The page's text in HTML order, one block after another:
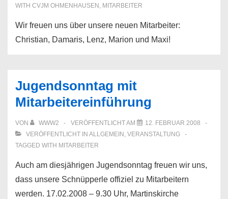
WITH CVJM OHMENHAUSEN , MITARBEITER
Wir freuen uns über unsere neuen Mitarbeiter:
Christian, Damaris, Lenz, Marion und Maxi!
Jugendsonntag mit
Mitarbeitereinführung
VON WWW2 VERÖFFENTLICHT AM
12. FEBRUAR 2008
VERÖFFENTLICHT IN ALLGEMEIN , VERANSTALTUNG
TAGGED WITH MITARBEITER
Auch am diesjährigen Jugendsonntag freuen wir uns,
dass unsere Schnüpperle offiziel zu Mitarbeitern
werden. 17.02.2008 – 9.30 Uhr, Martinskirche